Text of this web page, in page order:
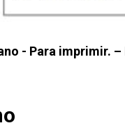
- Para imprimir.